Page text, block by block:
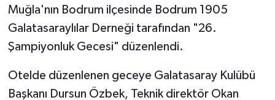
Muğla'nın Bodrum ilçesinde Bodrum 1905
Galatasaraylılar Derneği tarafından "26.
Şampiyonluk Gecesi" düzenlendi.
Otelde düzenlenen geceye Galatasaray Kulübü
Başkanı Dursun Özbek, Teknik direktör Okan
Teknoloji